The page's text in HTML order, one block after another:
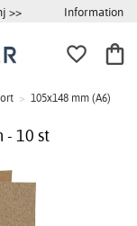
>> Information
> 105x148 mm (A6)
- 10 st